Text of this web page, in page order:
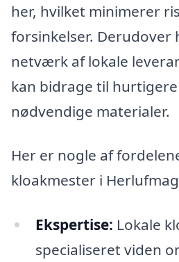
her, hvilket minimerer
forsinkelser. Derudover
netværk af lokale
kan bidrage til
nødvendige materialer.
Her er nogle af
kloakmester i
Ekspertise: Lokale
specialiseret viden